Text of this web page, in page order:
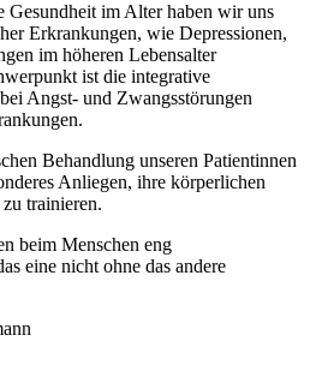
Gesundheit im Alter haben wir uns
Erkrankungen, wie Depressionen,
im höheren Lebensalter
ist die integrative
Angst- und Zwangsstörungen
Behandlung unseren Patientinnen
Anliegen, ihre körperlichen
trainieren.
beim Menschen eng
eine nicht ohne das andere